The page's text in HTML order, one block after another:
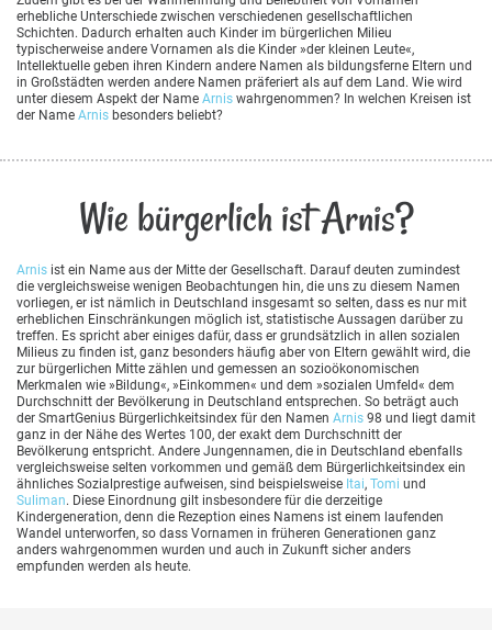
erhebliche Unterschiede zwischen verschiedenen gesellschaftlichen
Schichten. Dadurch erhalten auch Kinder im bürgerlichen Milieu
typischerweise andere Vornamen als die Kinder »der kleinen Leute«,
Intellektuelle geben ihren Kindern andere Namen als bildungsferne Eltern und
in Großstädten werden andere Namen präferiert als auf dem Land. Wie wird
unter diesem Aspekt der Name Arnis wahrgenommen? In welchen Kreisen ist
der Name Arnis besonders beliebt?
Wie bürgerlich ist Arnis?
Arnis ist ein Name aus der Mitte der Gesellschaft. Darauf deuten zumindest
die vergleichsweise wenigen Beobachtungen hin, die uns zu diesem Namen
vorliegen, er ist nämlich in Deutschland insgesamt so selten, dass es nur mit
erheblichen Einschränkungen möglich ist, statistische Aussagen darüber zu
treffen. Es spricht aber einiges dafür, dass er grundsätzlich in allen sozialen
Milieus zu finden ist, ganz besonders häufig aber von Eltern gewählt wird, die
zur bürgerlichen Mitte zählen und gemessen an sozioökonomischen
Merkmalen wie »Bildung«, »Einkommen« und dem »sozialen Umfeld« dem
Durchschnitt der Bevölkerung in Deutschland entsprechen. So beträgt auch
der SmartGenius Bürgerlichkeitsindex für den Namen Arnis 98 und liegt damit
ganz in der Nähe des Wertes 100, der exakt dem Durchschnitt der
Bevölkerung entspricht. Andere Jungennamen, die in Deutschland ebenfalls
vergleichsweise selten vorkommen und gemäß dem Bürgerlichkeitsindex ein
ähnliches Sozialprestige aufweisen, sind beispielsweise Itai, Tomi und
Suliman. Diese Einordnung gilt insbesondere für die derzeitige
Kindergeneration, denn die Rezeption eines Namens ist einem laufenden
Wandel unterworfen, so dass Vornamen in früheren Generationen ganz
anders wahrgenommen wurden und auch in Zukunft sicher anders
empfunden werden als heute.